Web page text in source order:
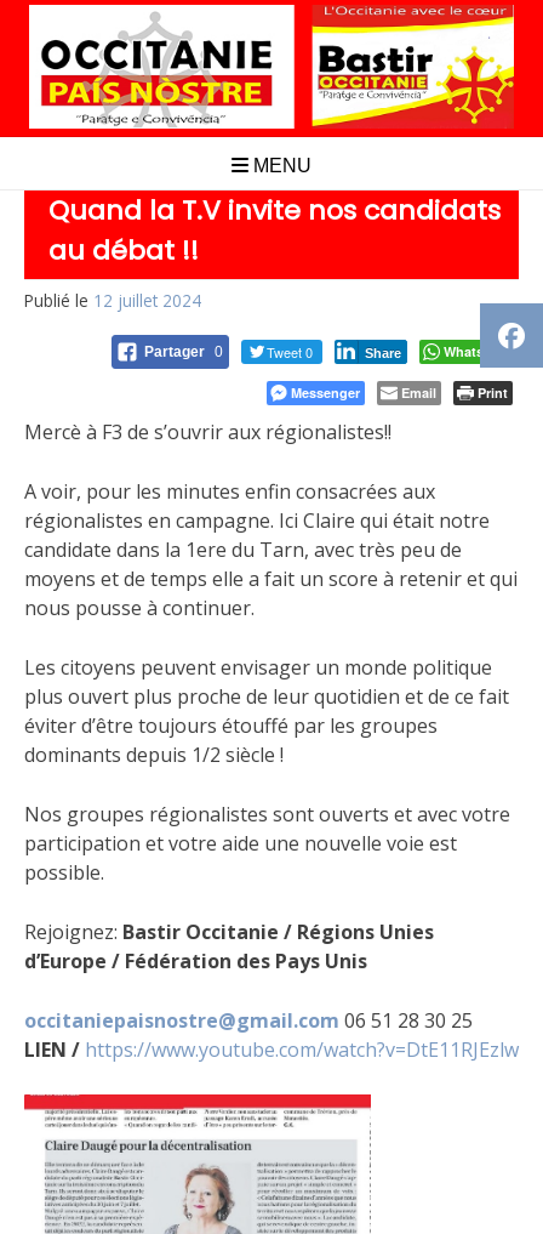
Aller
contenu
MENU
Quand la T.V invite nos candidats
au débat !!
Publié le 12 juillet 2024
Partager 0 Tweet 0 Share Whatsapp
Messenger Email Print
Mercè à F3 de s’ouvrir aux régionalistes!!
A voir, pour les minutes enfin consacrées aux
régionalistes en campagne. Ici Claire qui était notre
candidate dans la 1ere du Tarn, avec très peu de
moyens et de temps elle a fait un score à retenir et qui
nous pousse à continuer.
Les citoyens peuvent envisager un monde politique
plus ouvert plus proche de leur quotidien et de ce fait
éviter d’être toujours étouffé par les groupes
dominants depuis 1/2 siècle !
Nos groupes régionalistes sont ouverts et avec votre
participation et votre aide une nouvelle voie est
possible.
Rejoignez: Bastir Occitanie / Régions Unies
d’Europe / Fédération des Pays Unis
occitaniepaisnostre@gmail.com 06 51 28 30 25
LIEN / https://www.youtube.com/watch?v=DtE11RJEzlw